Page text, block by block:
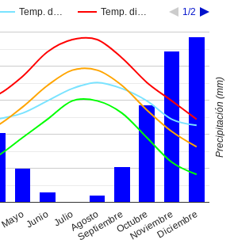
Temp. d… Temp. di… 1/2
MayoJunio JulioAgosto
SeptiembreOctubre
NoviembreDiciembre
Precipitación (mm)